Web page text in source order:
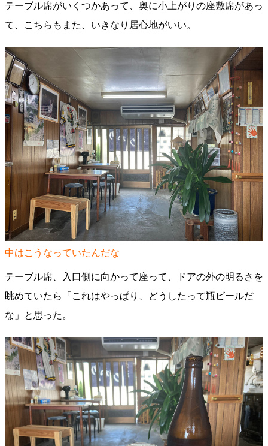
テーブル席がいくつかあって、奥に小上がりの座敷席があっ
て、こちらもまた、いきなり居心地がいい。
中はこうなっていたんだな
テーブル席、入口側に向かって座って、ドアの外の明るさを
眺めていたら「これはやっぱり、どうしたって瓶ビールだ
な」と思った。